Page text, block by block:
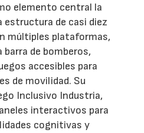
elemento central la
estructura de casi diez
múltiples plataformas,
de bomberos,
accesibles para
de movilidad. Su
Inclusivo Industria,
interactivos para
cognitivas y